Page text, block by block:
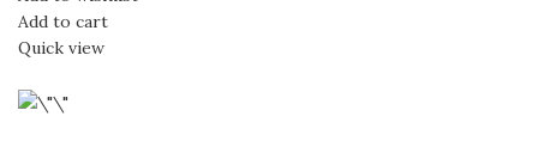
Add to cart
Quick view